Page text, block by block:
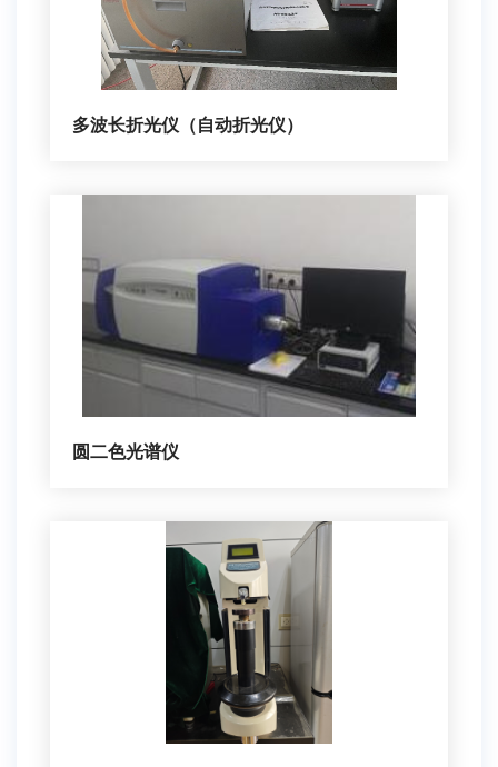
多波长折光仪（自动折光仪）
圆二色光谱仪